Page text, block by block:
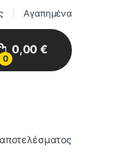
Αγαπημένα
0
0,00€